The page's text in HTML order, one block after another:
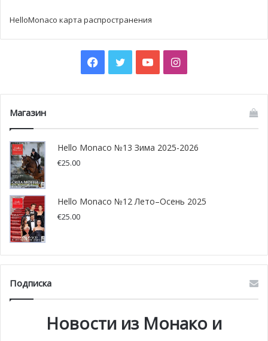
HelloMonaco карта распространения
Facebook
TwitterYouTubeInstagram
Магазин
Hello Monaco №13 Зима 2025-2026
€25.00
Hello Monaco №12 Лето–Осень 2025
€25.00
Подписка
Новости из Монако и